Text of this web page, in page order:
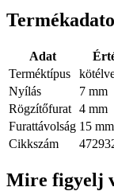
Adat
Terméktípus
Nyílás
7 mm
Rögzítőfurat 4 mm
Furattávolság 15 mm
Cikkszám
Mire figyelj